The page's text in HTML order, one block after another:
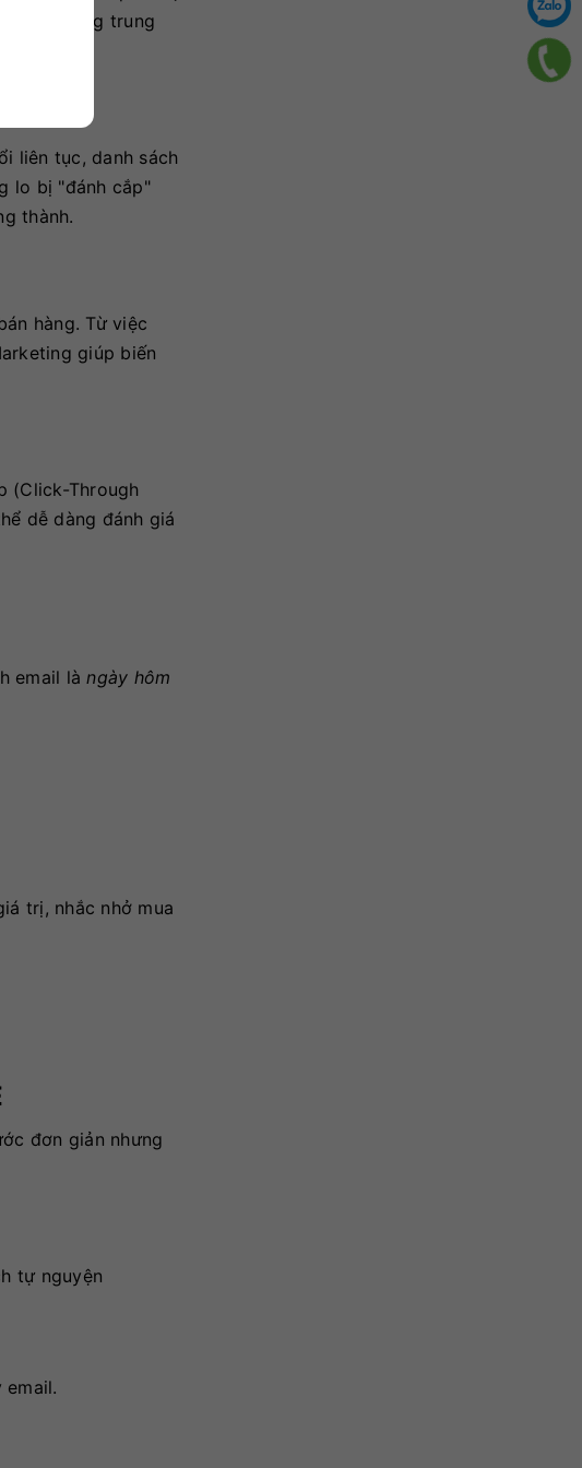
và lòng trung
liên tục, danh sách
lo bị "đánh cắp"
thành.
hàng. Từ việc
giúp biến
(Click-Through
dễ dàng đánh giá
email làngày hôm
trị, nhắc nhở mua
đơn giản nhưng
tự nguyện
email.